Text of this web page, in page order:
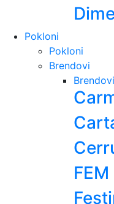
Pokloni
Pokloni
Brendovi
Brendovi